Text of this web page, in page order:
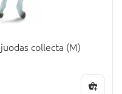
collecta (M)